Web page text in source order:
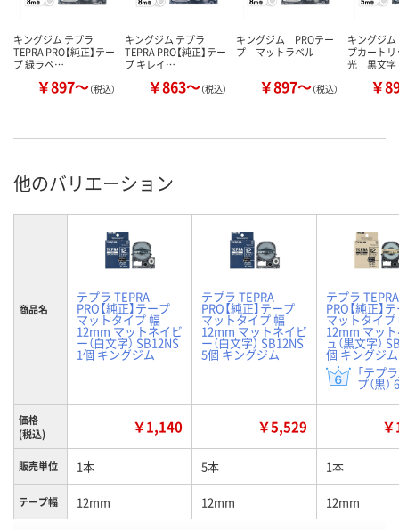
キングジム テプラ
TEPRA PRO【純正】テー
プ 緑ラベ…
￥897～（税込）
キングジム テプラ
TEPRA PRO【純正】テー
プ キレイ…
￥863～（税込）
キングジム PROテー
プ マットラベル
￥897～（税込）
キングジ
プカート
光 黒文字
￥
他のバリエーション
商品名
テプラ TEPRA
PRO【純正】テープ
マットタイプ 幅
12mm マットネイビ
ー（白文字） SB12NS
1個 キングジム
テプラ TEPRA
PRO【純正】テープ
マットタイプ 幅
12mm マットネイビ
ー（白文字） SB12NS
5個 キングジム
テプラ TEPRA
PRO【純正】
マットタイプ
12mm マッ
ュ（黒文字）
個 キングジム
「テプ
プ（黒）
価格
(税込)
￥1,140 ￥5,529
販売単位 1本 5本 1本
テープ幅 12mm 12mm 12mm